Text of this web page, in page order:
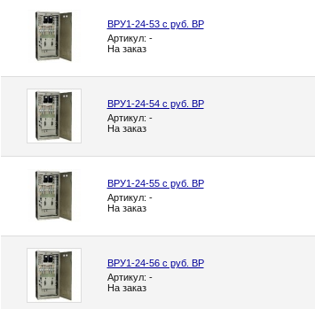
ВРУ1-24-53 с руб. ВР
Артикул: -
На заказ
ВРУ1-24-54 с руб. ВР
Артикул: -
На заказ
ВРУ1-24-55 с руб. ВР
Артикул: -
На заказ
ВРУ1-24-56 с руб. ВР
Артикул: -
На заказ